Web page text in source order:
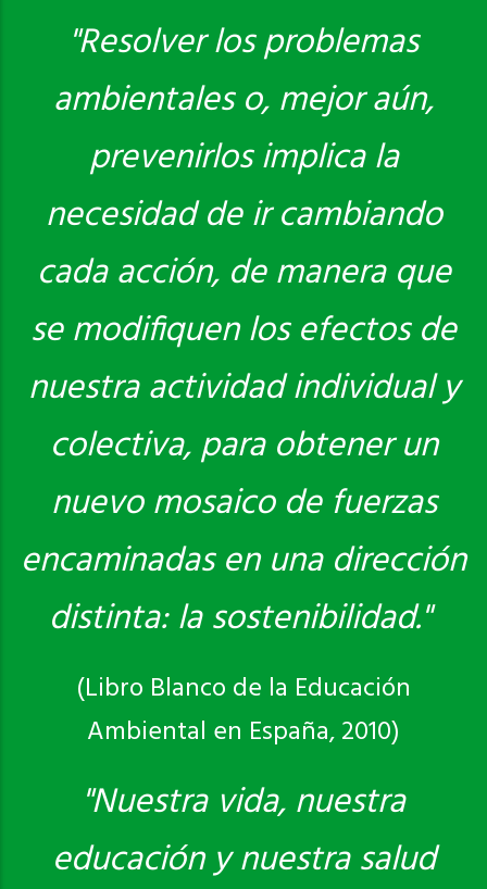
Saber más
"Resolver los problemas
ambientales o, mejor aún,
prevenirlos implica la
necesidad de ir cambiando
cada acción, de manera que
se modifiquen los efectos de
nuestra actividad individual y
colectiva, para obtener un
nuevo mosaico de fuerzas
encaminadas en una dirección
distinta: la sostenibilidad."
(Libro Blanco de la Educación
Ambiental en España, 2010)
"Nuestra vida, nuestra
educación y nuestra salud